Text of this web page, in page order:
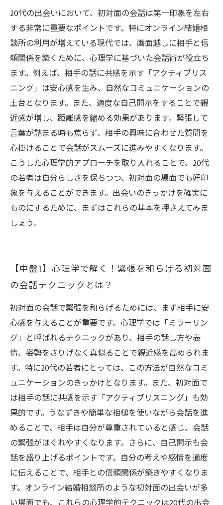
る会話のきっかけ作り術
心理学で変わる！初対面の会話が苦手な20代が
自信を持つ3つの秘訣
なぜ20代の出会いで“初対面の会話術”が成功の
カギになるのか？心理学で読み解く
20代の出会いにおいて、初対面の会話は第一印象を左右
する非常に重要なポイントです。特にオンライン結婚相
談所の利用が増えている現代では、画面越しに相手と信
頼関係を築くために、心理学に基づいた会話術が役立ち
ます。例えば、相手の話に共感を示す「アクティブリス
ニング」は安心感を生み、自然なコミュニケーションの
土台となります。また、適度な自己開示をすることで親
近感が増し、距離感を縮める効果があります。緊張して
言葉が詰まる時も焦らず、相手の興味に合わせた質問を
心掛けることで会話がスムーズに進みやすくなります。
こうした心理学的アプローチを取り入れることで、20代
の若者は自分らしさを保ちつつ、初対面の場面でも好印
象を与えることができます。出会いのきっかけを確実に
ものにするために、まずはこれらの基本を押さえてみま
しょう。
【中盤1】心理学で解く！緊張を和らげる初対面
の会話テクニックとは？
初対面の会話で緊張を和らげるためには、まず相手に安
心感を与えることが重要です。心理学では「ミラーリン
グ」と呼ばれるテクニックがあり、相手の話し方や表
情、姿勢をさりげなく真似ることで親近感を高められま
す。特に20代の若者にとっては、この方法が自然なコミ
ュニケーションのきっかけとなります。また、初対面で
は相手の話に共感を示す「アクティブリスニング」も効
果的です。うなずきや簡単な相槌を使いながら会話を進
めることで、相手は自分が尊重されていると感じ、会話
の緊張がほぐれやすくなります。さらに、自己開示も会
話を盛り上げるポイントです。自分の考えや感情を適度
に伝えることで、相手との信頼関係が築きやすくなりま
す。オンライン結婚相談所のような初対面の出会いが多